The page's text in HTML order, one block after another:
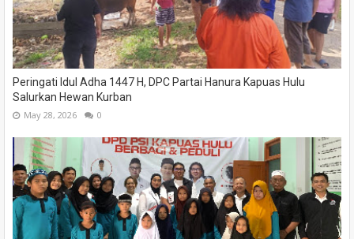
Peringati Idul Adha 1447 H, DPC Partai Hanura Kapuas Hulu
Salurkan Hewan Kurban
May 28, 2026 0